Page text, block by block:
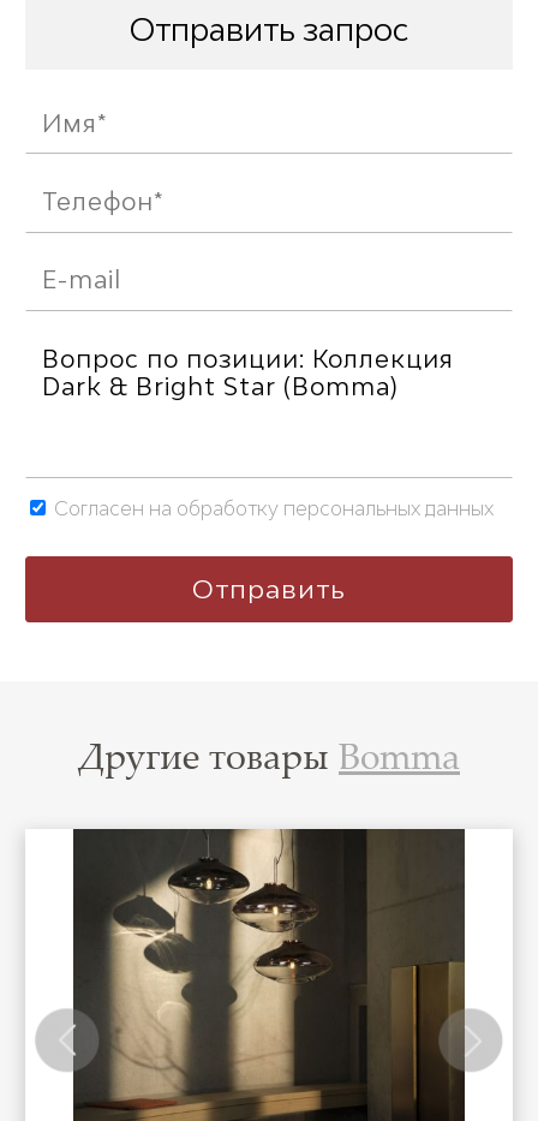
Отправить запрос
Согласен на обработку персональных данных
Другие товары Bomma